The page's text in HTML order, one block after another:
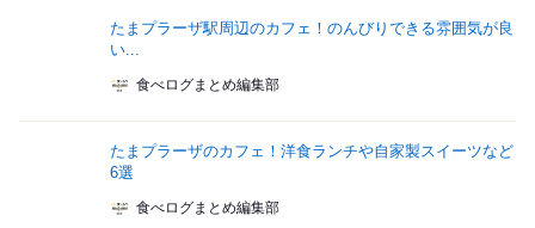
たまプラーザ駅周辺のカフェ！のんびりできる雰囲気が良
い...
食べログまとめ編集部
たまプラーザのカフェ！洋食ランチや自家製スイーツなど
6選
食べログまとめ編集部